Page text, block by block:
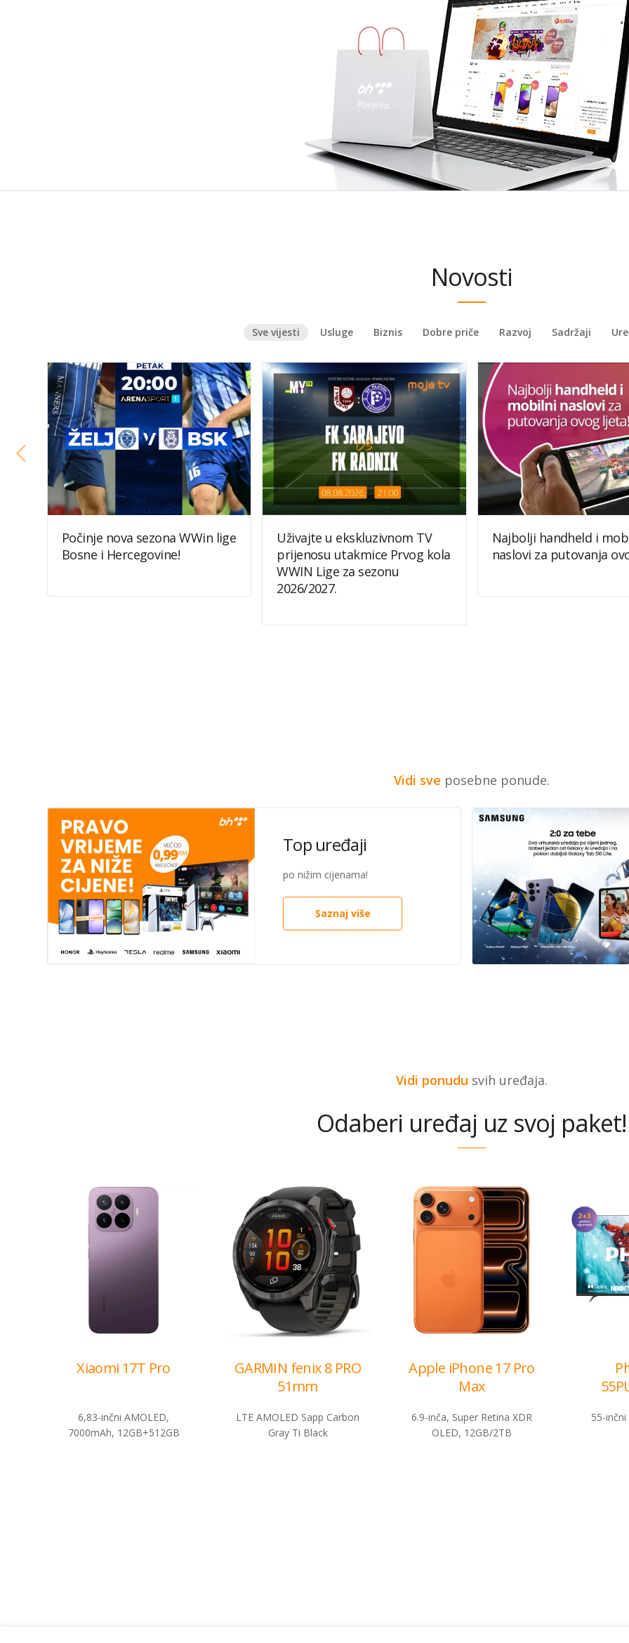
Novosti
Sve vijesti Usluge Biznis Dobre priče Razvoj Sadržaji
Počinje nova sezona WWin lige
Bosne i Hercegovine!
Uživajte u ekskluzivnom TV
prijenosu utakmice Prvog kola
WWIN Lige za sezonu
2026/2027.
Najbolji handheld i
naslovi za putovanja
Vidi sve posebne ponude.
Top uređaji
po nižim cijenama!
Saznaj više
Vidi ponudu svih uređaja.
Odaberi uređaj uz svoj paket!
Xiaomi 17T Pro
6,83-inčni AMOLED,
7000mAh, 12GB+512GB
GARMIN fenix 8 PRO
51mm
LTE AMOLED Sapp Carbon
Gray Ti Black
Apple iPhone 17 Pro
Max
6.9-inča, Super Retina XDR
OLED, 12GB/2TB
55-